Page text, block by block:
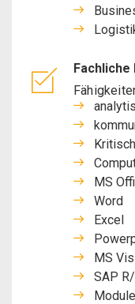
Fachliche
MS
Word
Excel
MS
SAP